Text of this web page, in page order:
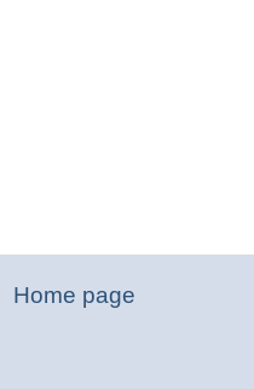
Home page